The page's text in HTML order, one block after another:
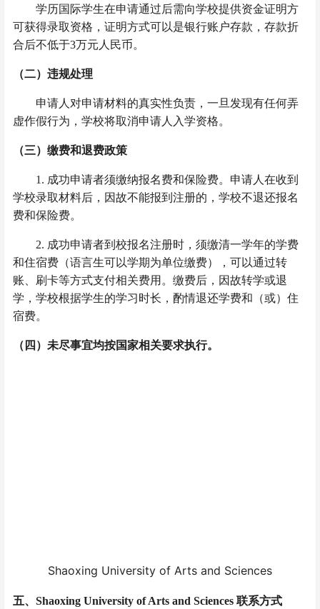
学历国际学生在申请通过后需向学校提供资金证明方
可获得录取资格，证明方式可以是银行账户存款，存款折
合后不低于3万元人民币。
（二）违规处理
申请人对申请材料的真实性负责，一旦发现有任何弄
虚作假行为，学校将取消申请人入学资格。
（三）缴费和退费政策
1. 成功申请者须缴纳报名费和保险费。申请人在收到
学校录取材料后，因故不能报到注册的，学校不退还报名
费和保险费。
2. 成功申请者到校报名注册时， 须缴清一学年的学费
和住宿费（语言生可以学期为单位缴费）
， 可以通过转
账、刷卡等方式支付相关费用 。 缴费后，因故转学或退
学，学校根据学生的学习时长，酌情退还学费和（或）住
宿费。
（四）未尽事宜均按国家相关要求执行。
Shaoxing University of Arts and Sciences
五、Shaoxing University of Arts and Sciences 联系方式